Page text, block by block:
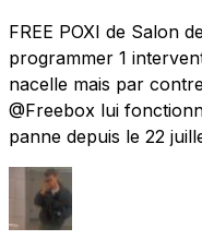
FREE POXI de Salon
programmer 1
nacelle mais par
@Freebox lui
panne depuis le 22